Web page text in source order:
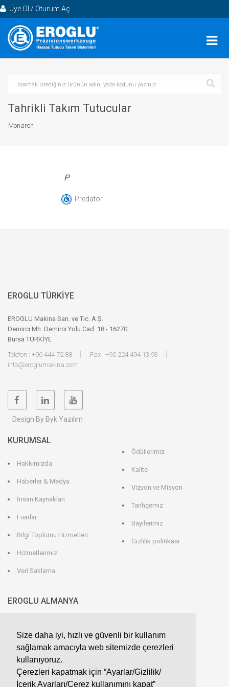
Size daha iyi, hızlı ve güvenli bir kullanım
sağlamak amacıyla web sitemizde çerezleri
kullanıyoruz.
Çerezleri kapatmak için “Ayarlar/Gizlilik/
İçerik Ayarları/Çerez kullanımını kapat”
Üye Ol / Oturum Aç
Tahrikli Takım Tutucular
Monarch
P
Predator
EROGLU TÜRKİYE
EROGLU Makina San. ve Tic. A.Ş.
Demirci Mh. Demirci Yolu Cad. 18 - 16270
Bursa TÜRKİYE
Telefon : +90 444 72 88
Fax : +90 224 494 13 93
info@eroglumakina.com
Design By Byk Yazılım
KURUMSAL
Hakkımızda
Haberler & Medya
İnsan Kaynakları
Fuarlar
Bilgi Toplumu Hizmetleri
Hizmetlerimiz
Veri Saklama
Ödüllerimiz
Kalite
Vizyon ve Misyon
Tarihçemiz
Bayilerimiz
Gizlilik politikası
EROGLU ALMANYA
Heerweg 9 - 72116 Mössingen
GERMANY
Telefon : +49 7473 95 45 - 0
info@eroglu.de